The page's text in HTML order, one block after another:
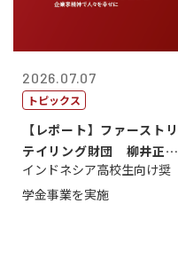
2026.07.07
トピックス
【レポート】ファーストリ
テイリング財団 柳井正
理事長
インドネシア高校生向け奨
学金事業を実施